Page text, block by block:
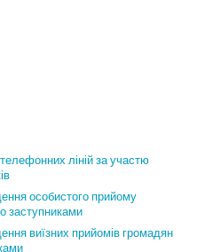
ліній за участю
особистого прийому
заступниками
виїзних прийомів громадян